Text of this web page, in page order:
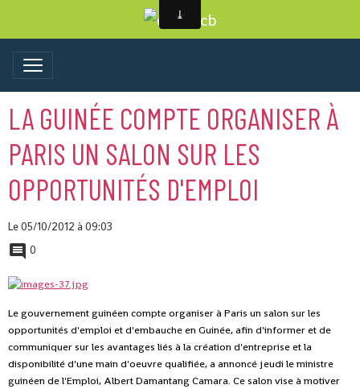
LA GUINÉE COMPTE ORGANISER À
PARIS UN SALON SUR LES
OPPORTUNITÉS D'EMPLOI
Le 05/10/2012 à 09:03
0
Le gouvernement guinéen compte organiser à Paris un salon sur les
opportunités d'emploi et d'embauche en Guinée, afin d'informer et de
communiquer sur les avantages liés à la création d'entreprise et la
disponibilité d'une main d'oeuvre qualifiée, a annoncé jeudi le ministre
guinéen de l'Emploi, Albert Damantang Camara. Ce salon vise à motiver